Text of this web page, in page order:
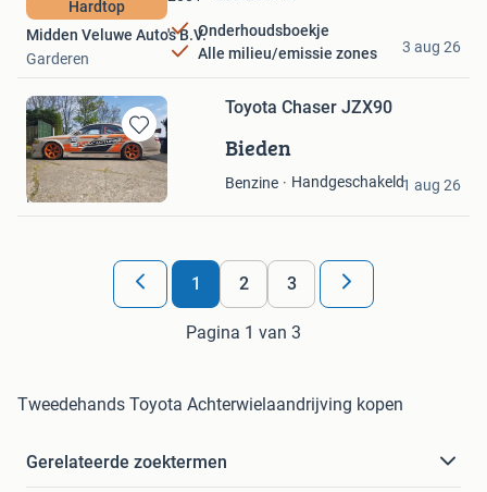
Hardtop
Onderhoudsboekje
Alle milieu/emissie zones
Midden Veluwe Auto's B.V.
Garderen
3 aug 26
Bewaren
in
Mijn
Favorieten
Toyota Chaser JZX90
Bieden
Benzine Handgeschakeld
leo roos
Hellevoetsluis
1 aug 26
1 2 3
Pagina 1 van 3
Tweedehands Toyota Achterwielaandrijving kopen
Gerelateerde zoektermen